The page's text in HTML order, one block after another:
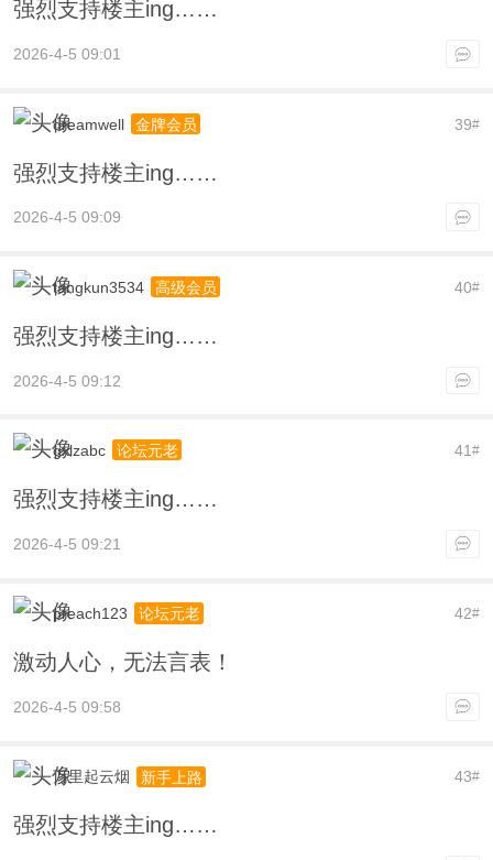
强烈支持楼主ing……
2026-4-5 09:01
39#
dreamwell 金牌会员
强烈支持楼主ing……
2026-4-5 09:09
40#
tangkun3534 高级会员
强烈支持楼主ing……
2026-4-5 09:12
41#
gxlzabc 论坛元老
强烈支持楼主ing……
2026-4-5 09:21
42#
preach123 论坛元老
激动人心，无法言表！
2026-4-5 09:58
43#
万里起云烟 新手上路
强烈支持楼主ing……